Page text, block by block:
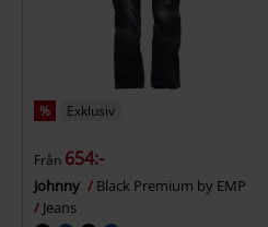
% Exklusiv
Från 654:-
Johnny
Black Premium by EMP
Jeans